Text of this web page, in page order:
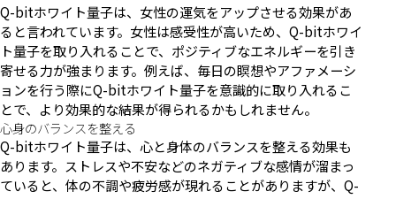
Q-bitホワイト量子は、女性の運気をアップさせる効果があ
ると言われています。女性は感受性が高いため、Q-bitホワイ
ト量子を取り入れることで、ポジティブなエネルギーを引き
寄せる力が強まります。例えば、毎日の瞑想やアファメーシ
ョンを行う際にQ-bitホワイト量子を意識的に取り入れるこ
とで、より効果的な結果が得られるかもしれません。
心身のバランスを整える
Q-bitホワイト量子は、心と身体のバランスを整える効果も
あります。ストレスや不安などのネガティブな感情が溜まっ
ていると、体の不調や疲労感が現れることがありますが、Q-